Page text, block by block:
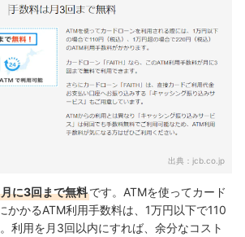
出典： jcb.co.jp
に3回まで無料です。 ATMを使ってカード
かかるATM利用手数料は、 1万円以下で110
利用を月3回以内にすれば、余分なコスト